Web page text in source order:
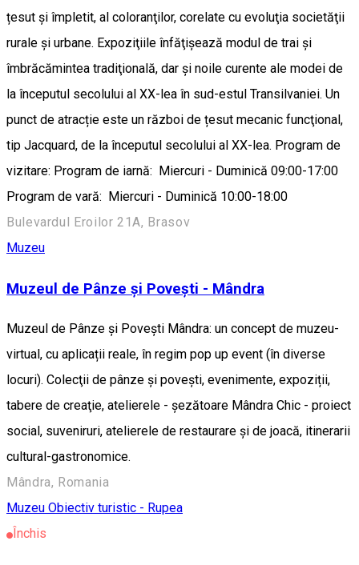
țesut și împletit, al coloranţilor, corelate cu evoluţia societăţii
rurale şi urbane. Expoziţiile înfăţişează modul de trai și
îmbrăcămintea tradiţională, dar şi noile curente ale modei de
la începutul secolului al XX-lea în sud-estul Transilvaniei. Un
punct de atracție este un război de țesut mecanic funcţional,
tip Jacquard, de la începutul secolului al XX-lea. Program de
vizitare: Program de iarnă: Miercuri - Duminică 09:00-17:00
Program de vară: Miercuri - Duminică 10:00-18:00
Bulevardul Eroilor 21A, Brasov
Muzeu
Muzeul de Pânze și Povești - Mândra
Muzeul de Pânze și Povești Mândra: un concept de muzeu-
virtual, cu aplicații reale, în regim pop up event (în diverse
locuri). Colecţii de pânze și poveşti, evenimente, expoziții,
tabere de creaţie, atelierele - şezătoare Mândra Chic - proiect
social, suveniruri, atelierele de restaurare şi de joacă, itinerarii
cultural-gastronomice.
Mândra, Romania
Muzeu Obiectiv turistic - Rupea
Închis